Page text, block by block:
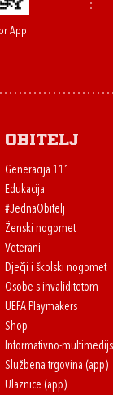
App
Obitelj
Generacija 111
Edukacija
#JednaObitelj
Ženski nogomet
Veterani
Dječji i školski nogomet
Osobe s invaliditetom
UEFA Playmakers
Shop
Informativno-
Službena trgovina (app)
Ulaznice (app)